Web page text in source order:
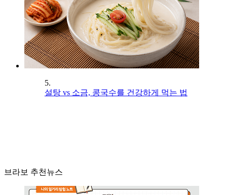
5.
설탕 vs 소금, 콩국수를 건강하게 먹는 법
브라보 추천뉴스